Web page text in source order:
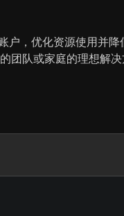
，优化资源使用并
队或家庭的理想解决